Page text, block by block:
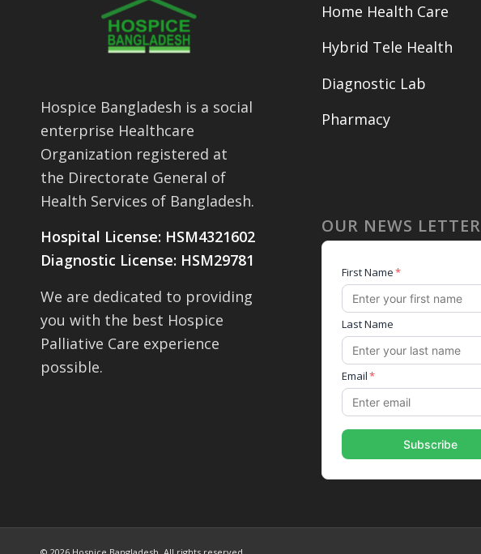
Hospice Bangladesh is a social
enterprise Healthcare
Organization registered at
the Directorate General of
Health Services of Bangladesh.
Hospital License: HSM4321602
Diagnostic License: HSM29781
We are dedicated to providing
you with the best Hospice
Palliative Care experience
possible.
Home Health Care
Hybrid Tele Health
Diagnostic Lab
Pharmacy
OUR NEWS LETTER